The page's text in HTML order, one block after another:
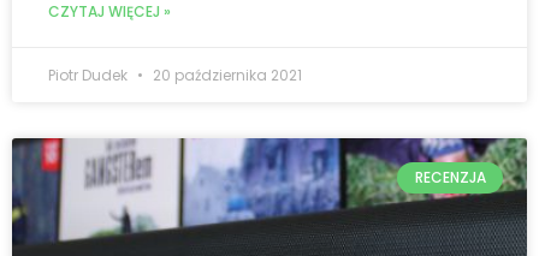
CZYTAJ WIĘCEJ »
Piotr Dudek 20 października 2021
RECENZJA